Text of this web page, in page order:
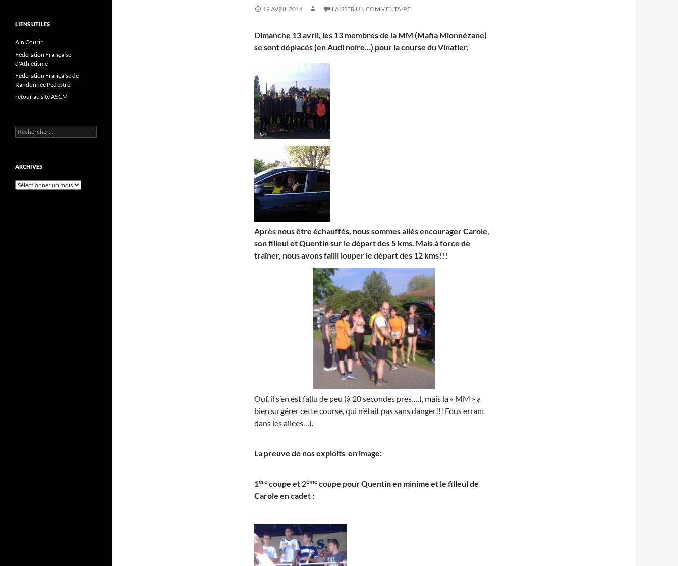
19 AVRIL 2014 LAISSER UN COMMENTAIRE
Dimanche 13 avril, les 13 membres de la MM (Mafia Mionnézane)
se sont déplacés (en Audi noire…) pour la course du Vinatier.
Après nous être échauffés, nous sommes allés encourager Carole,
son filleul et Quentin sur le départ des 5 kms. Mais à force de
traîner, nous avons failli louper le départ des 12 kms!!!
Ouf, il s’en est fallu de peu (à 20 secondes près….), mais la « MM » a
bien su gérer cette course, qui n’était pas sans danger!!! Fous errant
dans les allées…).
La preuve de nos exploits en image:
1ère coupe et 2ème coupe pour Quentin en minime et le filleul de
Carole en cadet :
LIENS UTILES
Ain Courir
Fédération Française
d'Athlétisme
Fédération Française de
Randonnée Pédestre
retour au site ASCM
Rechercher :
ARCHIVES
Archives